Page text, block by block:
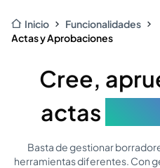
Inicio
Funcionalidades
Actas y Aprobaciones
Cree,
actas
Basta de gestionar
herramientas diferentes. Con